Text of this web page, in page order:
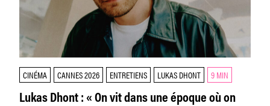
CINÉMA CANNES 2026 ENTRETIENS LUKAS DHONT 9 MIN
Lukas Dhont : « On vit dans une époque où on